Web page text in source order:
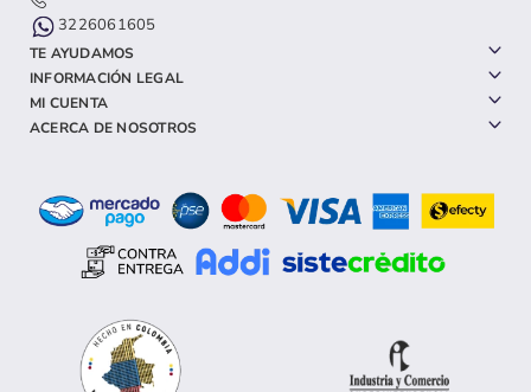
3226061605
TE AYUDAMOS
INFORMACIÓN LEGAL
MI CUENTA
ACERCA DE NOSOTROS